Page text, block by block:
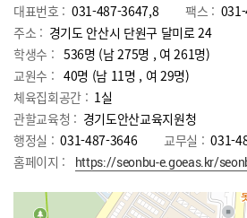
대표번호 : 031-487-3647,8 팩스 :
주소 : 경기도 안산시 단원구 달미로 24
학생수 : 536명 (남 275명 , 여 261명)
교원수 : 40명 (남 11명 , 여 29명)
체육집회공간 : 1실
관할교육청 : 경기도안산교육지원청
행정실 : 031-487-3646 교무실 : 031-
홈페이지 :
https://seonbu-e.goeas.kr/